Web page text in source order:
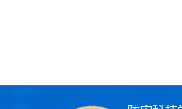
5